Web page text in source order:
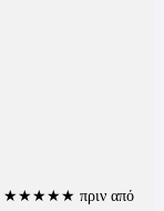
★★★★★ πριν από